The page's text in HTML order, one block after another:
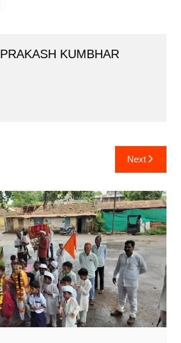
PRAKASH KUMBHAR
Next